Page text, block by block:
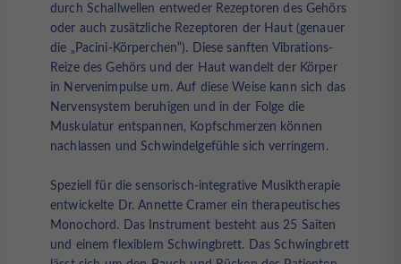
durch Schallwellen entweder Rezeptoren des Gehörs
oder auch zusätzliche Rezeptoren der Haut (genauer
die „Pacini-Körperchen“). Diese sanften Vibrations-
Reize des Gehörs und der Haut wandelt der Körper
in Nervenimpulse um. Auf diese Weise kann sich das
Nervensystem beruhigen und in der Folge die
Muskulatur entspannen, Kopfschmerzen können
nachlassen und Schwindelgefühle sich verringern.
Speziell für die sensorisch-integrative Musiktherapie
entwickelte Dr. Annette Cramer ein therapeutisches
Monochord. Das Instrument besteht aus 25 Saiten
und einem flexiblem Schwingbrett. Das Schwingbrett